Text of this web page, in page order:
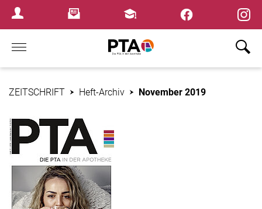
Login MenuNewsletterFortbildungen
Home
ZEITSCHRIFT Heft-Archiv November 2019
×